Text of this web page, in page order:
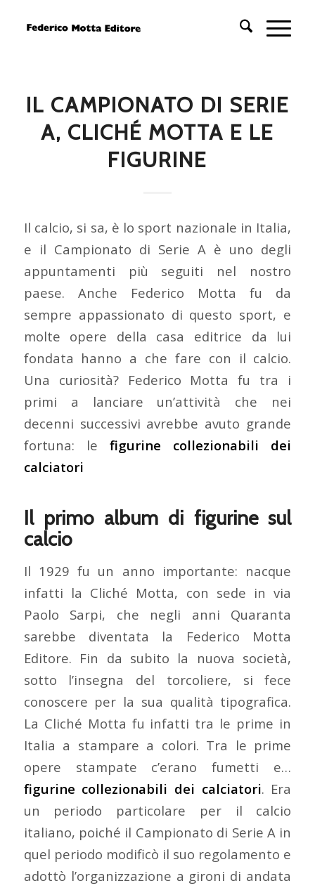
IL CAMPIONATO DI SERIE
A, CLICHÉ MOTTA E LE
FIGURINE
Il calcio, si sa, è lo sport nazionale in Italia,
e il Campionato di Serie A è uno degli
appuntamenti più seguiti nel nostro
paese. Anche Federico Motta fu da
sempre appassionato di questo sport, e
molte opere della casa editrice da lui
fondata hanno a che fare con il calcio.
Una curiosità? Federico Motta fu tra i
primi a lanciare un’attività che nei
decenni successivi avrebbe avuto grande
fortuna: le figurine collezionabili dei
calciatori
Il primo album di figurine sul
calcio
Il 1929 fu un anno importante: nacque
infatti la Cliché Motta, con sede in via
Paolo Sarpi, che negli anni Quaranta
sarebbe diventata la Federico Motta
Editore. Fin da subito la nuova società,
sotto l’insegna del torcoliere, si fece
conoscere per la sua qualità tipografica.
La Cliché Motta fu infatti tra le prime in
Italia a stampare a colori. Tra le prime
opere stampate c’erano fumetti e…
figurine collezionabili dei calciatori. Era
un periodo particolare per il calcio
italiano, poiché il Campionato di Serie A in
quel periodo modificò il suo regolamento e
adottò l’organizzazione a gironi di andata